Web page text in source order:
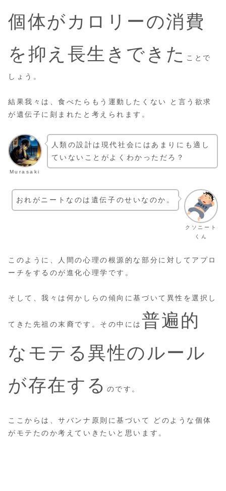
個体がカロリーの消費
を抑え長生きできた ことで
しょう。
結果我々は、食べたらもう運動したくない と言う欲求
が遺伝子に刻まれたと考えられます。
Murasaki
人類の設計は現代社会にはあまりにも適し
ていないことがよくわかっただろ？
クソニート
くん
おれがニートなのは遺伝子のせいなのか。
このように、人間の心理の根源的な部分に対してアプロ
ーチをするのが進化心理学です。
そして、我々は何かしらの傾向に基づいて異性を選択し
てきた先祖の末裔です。その中には 普遍的
なモテる異性のルール
が存在する のです。
ここからは、サバンナ原則に基づいて どのような個体
がモテたのか考えていきたいと思います。